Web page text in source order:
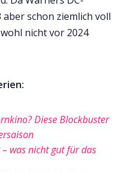
schon ziemlich voll
nicht vor 2024
Diese Blockbuster
was nicht gut für das